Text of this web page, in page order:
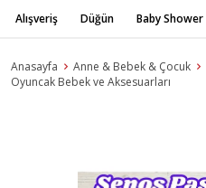
Alışveriş Düğün Baby Shower
Anasayfa Anne & Bebek & Çocuk
Oyuncak Bebek ve Aksesuarları